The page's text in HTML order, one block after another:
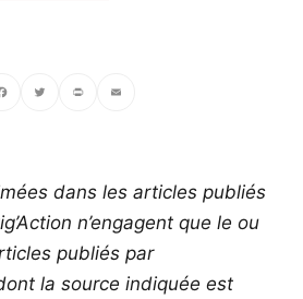
dans les articles publiés
n’engagent que le ou
publiés par
la source indiquée est